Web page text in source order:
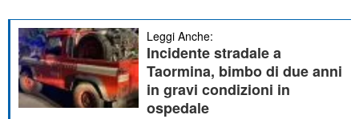
Leggi Anche:
Incidente stradale a
Taormina, bimbo di due anni
in gravi condizioni in
ospedale